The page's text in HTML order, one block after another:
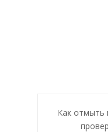
Как отмыть